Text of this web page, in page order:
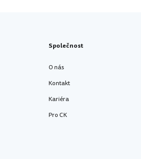
Společnost
O nás
Kontakt
Kariéra
Pro CK